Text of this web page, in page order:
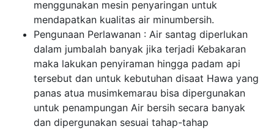
menggunakan mesin penyaringan untuk
mendapatkan kualitas air minumbersih.
Pengunaan Perlawanan : Air santag diperlukan
dalam jumbalah banyak jika terjadi Kebakaran
maka lakukan penyiraman hingga padam api
tersebut dan untuk kebutuhan disaat Hawa yang
panas atua musimkemarau bisa dipergunakan
untuk penampungan Air bersih secara banyak
dan dipergunakan sesuai tahap-tahap